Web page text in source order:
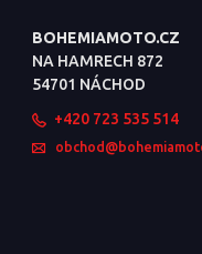
BOHEMIAMOTO.CZ
NA HAMRECH 872
54701 NÁCHOD
+420 723 535 514